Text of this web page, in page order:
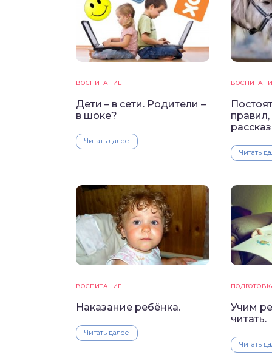
ВОСПИТАНИЕ
Дети – в сети. Родители –
в шоке?
Читать далее
Читать
ВОСПИТАНИЕ
Наказание ребёнка.
Читать далее
Учим
читать.
Читать